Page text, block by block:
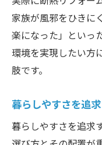
家族が風邪をひきに
楽になった」といっ
環境を実現したい方
肢です。
暮らしやすさを追
暮らしやすさを追求